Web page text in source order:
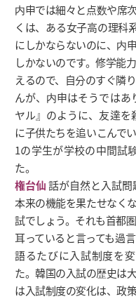
内申では細々と点数や席
くは、ある女子高の理科
にしかならないのに、内
しかないのです。修学能
えるので、自分のすぐ隣
んが、内申はそうでは
ヤル』のように、友達
に子供たちを追いこんで
1の学生が学校の中間試
た。
権台仙話が自然と入試
本来の機能を果たせなく
試でしょう。それも首都
耳っていると言っても過
語るたびに入試制度を
た。韓国の入試の歴史は
は入試制度の変化は、政